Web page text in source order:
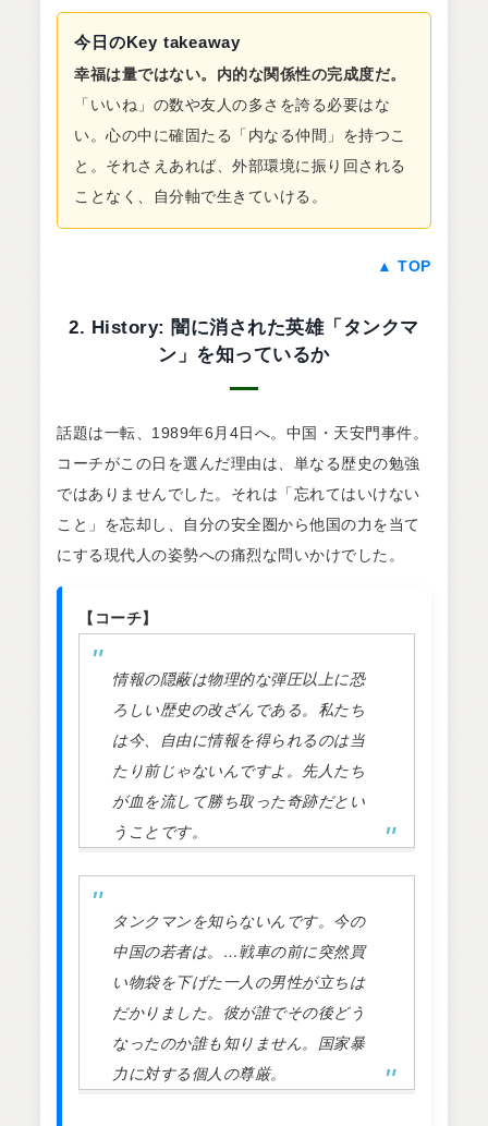
今日のKey takeaway
幸福は量ではない。内的な関係性の完成度だ。
「いいね」の数や友人の多さを誇る必要はな
い。心の中に確固たる「内なる仲間」を持つこ
と。それさえあれば、外部環境に振り回される
ことなく、自分軸で生きていける。
▲ TOP
2. History: 闇に消された英雄「タンクマ
ン」を知っているか
話題は一転、1989年6月4日へ。中国・天安門事件。
コーチがこの日を選んだ理由は、単なる歴史の勉強
ではありませんでした。それは「忘れてはいけない
こと」を忘却し、自分の安全圏から他国の力を当て
にする現代人の姿勢への痛烈な問いかけでした。
【コーチ】
情報の隠蔽は物理的な弾圧以上に恐
ろしい歴史の改ざんである。私たち
は今、自由に情報を得られるのは当
たり前じゃないんですよ。先人たち
が血を流して勝ち取った奇跡だとい
うことです。
タンクマンを知らないんです。今の
中国の若者は。…戦車の前に突然買
い物袋を下げた一人の男性が立ちは
だかりました。彼が誰でその後どう
なったのか誰も知りません。国家暴
力に対する個人の尊厳。